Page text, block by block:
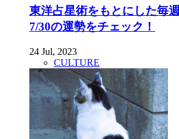
東洋占星術をもとにした毎
7/30の運勢をチェック！
24 Jul, 2023
CULTURE